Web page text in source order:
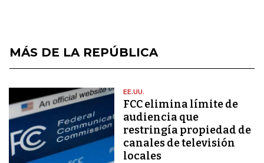
MÁS DE LA REPÚBLICA
EE.UU.
FCC elimina límite de
audiencia que
restringía propiedad de
canales de televisión
locales